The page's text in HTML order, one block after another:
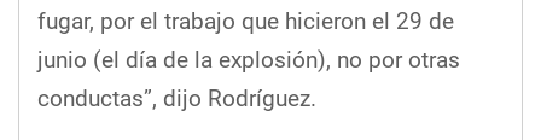
fugar, por el trabajo que hicieron el 29 de
junio (el día de la explosión), no por otras
conductas”, dijo Rodríguez.